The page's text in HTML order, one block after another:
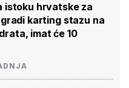
istoku hrvatske za
karting stazu na
imat će 10